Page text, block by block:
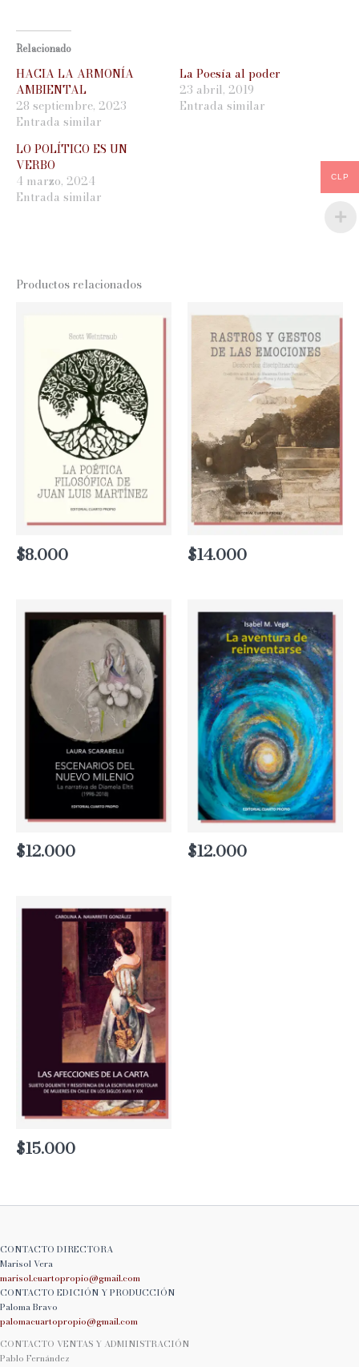
Relacionado
HACIA LA ARMONÍA
AMBIENTAL
28 septiembre, 2023
Entrada similar
La Poesía al poder
23 abril, 2019
Entrada similar
LO POLÍTICO ES UN
VERBO
4 marzo, 2024
Entrada similar
Productos relacionados
$8.000 $14.000
$12.000 $12.000
$15.000
CONTACTO DIRECTORA
Marisol Vera
marisol.cuartopropio@gmail.com
CONTACTO EDICIÓN Y PRODUCCIÓN
Paloma Bravo
palomacuartopropio@gmail.com
CONTACTO VENTAS Y ADMINISTRACIÓN
Pablo Fernández
CLP